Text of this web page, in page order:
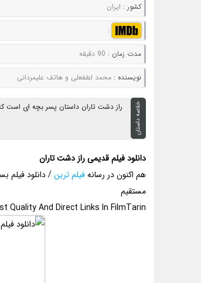
کشور : ایران
:
مدت زمان : 90 دقیقه
نويسنده :محمد لطفعلی و هاتف علیمردانی
خلاصه داستان راز دشت تاران داستان پسر بچه ای است
دانلود فیلم قدیمی راز دشت تاران
هم اکنون در رسانهفیلم ترین/ دانلود فیلم
مستقیم
Quality And Direct Links In FilmTarin